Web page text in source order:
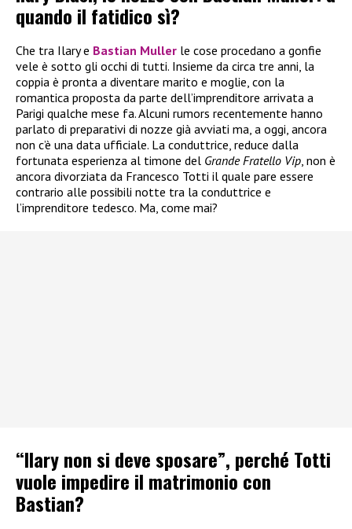
quando il fatidico sì?
Che tra Ilary e Bastian Muller le cose procedano a gonfie
vele è sotto gli occhi di tutti. Insieme da circa tre anni, la
coppia è pronta a diventare marito e moglie, con la
romantica proposta da parte dell’imprenditore arrivata a
Parigi qualche mese fa. Alcuni rumors recentemente hanno
parlato di preparativi di nozze già avviati ma, a oggi, ancora
non c’è una data ufficiale. La conduttrice, reduce dalla
fortunata esperienza al timone del Grande Fratello Vip , non è
ancora divorziata da Francesco Totti il quale pare essere
contrario alle possibili notte tra la conduttrice e
l’imprenditore tedesco. Ma, come mai?
“Ilary non si deve sposare”, perché Totti
vuole impedire il matrimonio con
Bastian?